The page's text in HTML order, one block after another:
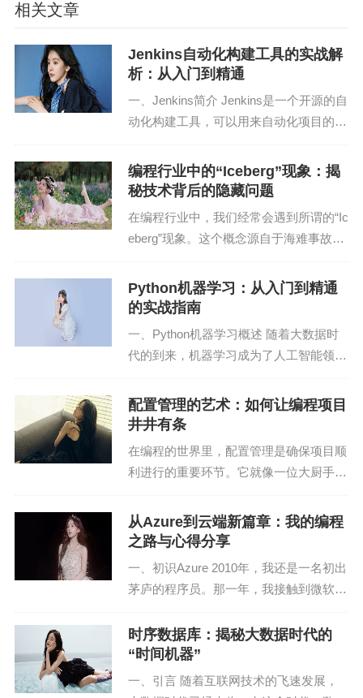
三、云栖大会的亮点与特色
1. 高端论坛
云栖大会汇聚了全球云计算、大数据、人工智能等
讨行业发展趋势。
2. 技术展示
大会现场展示了众多前沿技术，如云计算、大数
技术体验。
3. 创新大赛
云栖大会举办了创新大赛，吸引了全球众多创新项
4. 产业合作
大会期间，众多企业签署合作协议，推动产业生态
四、编程未来的趋势与挑战
1. 编程未来的趋势
随着人工智能、物联网等技术的发展，编程语言将
更加多样化，以满足不同领域的需求。
相关文章
Jenkins自动化构建工具的实战解
析：从入门到精通
一、Jenkins简介 Jenkins是一个开源的自
动化构建工具，可以用来自动化项目的构
与各种版本控制系统集成，如Git、SVN
等，并且可以与各种CI/CD工具配...
编程行业中的“Iceberg”现象：揭
秘技术背后的隐藏问题
在编程行业中，我们经常会遇到所谓的“Ic
eberg”现象。这个概念源自于海难事故中
着，只有一小部分露出水面，而人们往往
只看到那部分，忽视了巨大的危险。在编
Python机器学习：从入门到精通
的实战指南
一、Python机器学习概述 随着大数据时
代的到来，机器学习成为了人工智能领域
易学易用的编程语言，在机器学习领域得
到了广泛应用。本文将深入探讨Python
配置管理的艺术：如何让编程项目
井井有条
在编程的世界里，配置管理是确保项目顺
利进行的重要环节。它就像一位大厨手中
道，让整个团队在工作中如鱼得水。本文
将深入探讨配置管理的内涵，结合实际经
从Azure到云端新篇章：我的编程
之路与心得分享
一、初识Azure 2010年，我还是一名初出
茅庐的程序员。那一年，我接触到微软的
算一无所知，但我知道，这将是未来IT行
业的发展方向。 刚开始接触Azure时...
时序数据库：揭秘大数据时代的
“时间机器”
一、引言 随着互联网技术的飞速发展，